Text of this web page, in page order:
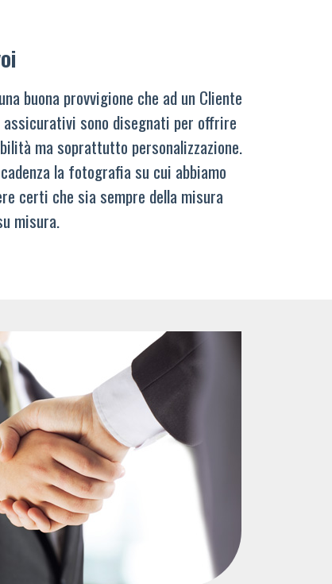
buona provvigione che ad un Cliente
sono disegnati per offrire
ma soprattutto personalizzazione.
la fotografia su cui abbiamo
certi che sia sempre della misura
misura.